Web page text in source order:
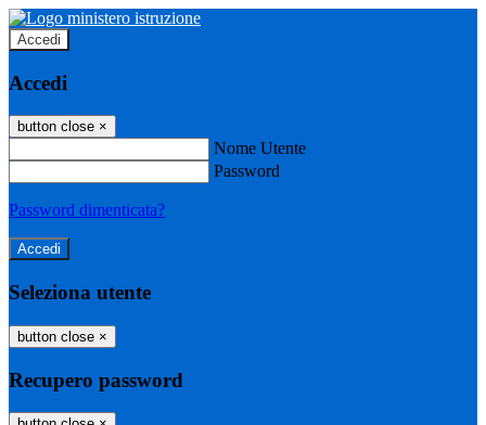
Accedi
Accedi
button close ×
Nome Utente
Password
Password dimenticata?
Seleziona utente
button close ×
Recupero password